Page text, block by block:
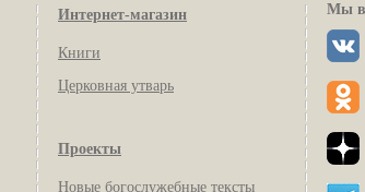
Интернет-магазин
Книги
Церковная утварь
Проекты
Новые богослужебные тексты
Мы в